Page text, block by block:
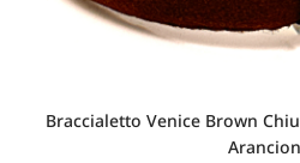
Braccialetto Venice Brown